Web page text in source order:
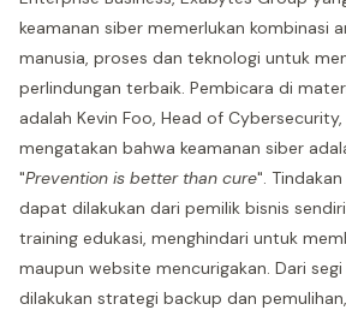
keamanan siber memerlukan kombinasi
manusia, proses dan teknologi untuk
perlindungan terbaik. Pembicara di
adalah Kevin Foo, Head of
mengatakan bahwa keamanan siber
"Prevention is better than cure".
dapat dilakukan dari pemilik bisnis
training edukasi, menghindari untuk
maupun website mencurigakan. Dari
dilakukan strategi backup dan